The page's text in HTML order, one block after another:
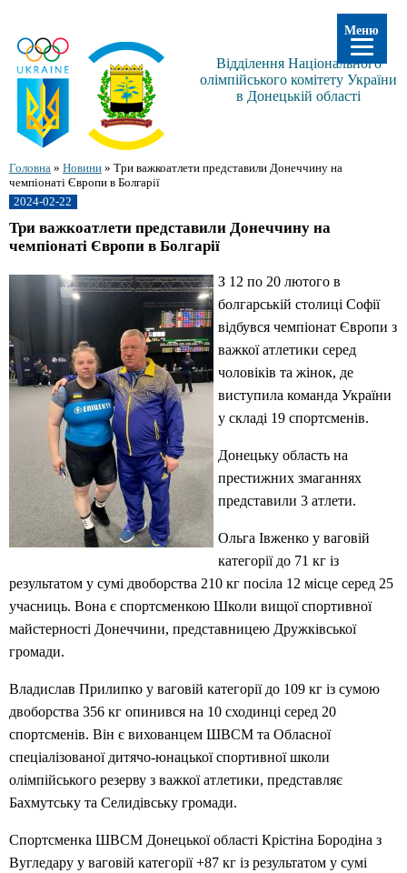
Відділення Національного
олімпійського комітету України
в Донецькій області
Головна » Новини » Три важкоатлети представили Донеччину на
чемпіонаті Європи в Болгарії
2024-02-22
Три важкоатлети представили Донеччину на
чемпіонаті Європи в Болгарії
З 12 по 20 лютого в
болгарській столиці Софії
відбувся чемпіонат Європи з
важкої атлетики серед
чоловіків та жінок, де
виступила команда України
у складі 19 спортсменів.
Донецьку область на
престижних змаганнях
представили 3 атлети.
Ольга Івженко у ваговій
категорії до 71 кг із
результатом у сумі двоборства 210 кг посіла 12 місце серед 25
учасниць. Вона є спортсменкою Школи вищої спортивної
майстерності Донеччини, представницею Дружківської
громади.
Владислав Прилипко у ваговій категорії до 109 кг із сумою
двоборства 356 кг опинився на 10 сходинці серед 20
спортсменів. Він є вихованцем ШВСМ та Обласної
спеціалізованої дитячо-юнацької спортивної школи
олімпійського резерву з важкої атлетики, представляє
Бахмутську та Селидівську громади.
Спортсменка ШВСМ Донецької області Крістіна Бородіна з
Вугледару у ваговій категорії +87 кг із результатом у сумі
Меню